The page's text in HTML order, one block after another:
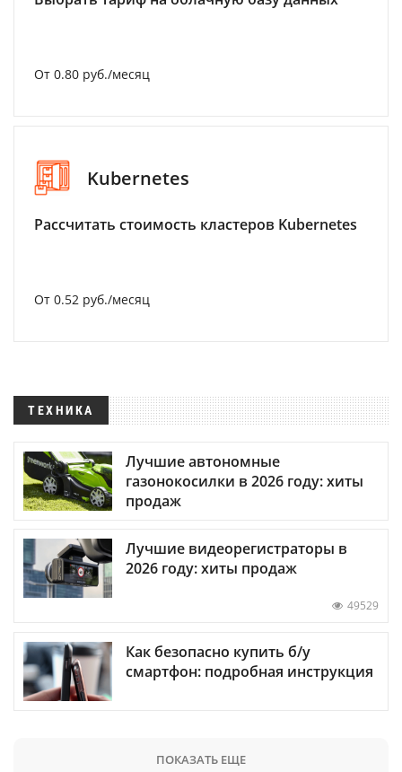
От 0.80 руб./месяц
Kubernetes
Рассчитать стоимость кластеров Kubernetes
От 0.52 руб./месяц
ТЕХНИКА
Лучшие автономные
газонокосилки в 2026 году: хиты
продаж
Лучшие видеорегистраторы в
2026 году: хиты продаж
49529
Как безопасно купить б/у
смартфон: подробная инструкция
ПОКАЗАТЬ ЕЩЕ